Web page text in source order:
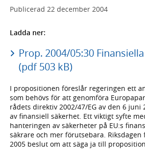
Publicerad 22 december 2004
Ladda ner:
Prop. 2004/05:30
(pdf 503 kB)
I propositionen föreslår regeringen ett
som behövs för att genomföra
rådets direktiv 2002/47/EG av den 6 juni
av finansiell säkerhet. Ett viktigt syfte
hanteringen av säkerheter på EU:s
säkrare och mer förutsebara.
2005 beslut om att säga ja till